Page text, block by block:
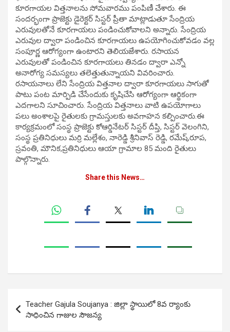
కూరగాయల విత్తనాలను సోమవారము పంపిణీ చేశారు. ఈ
సందర్భంగా ప్రాజెక్టు డైరెక్టర్ సిస్టర్ ప్రీతా మాట్లాడుతూ సేంద్రియ
ఎరువులతోనే కూరగాయలు పండించుకోవాలని అన్నారు. సేంద్రియ
ఎరువుల ద్వారా పండించిన కూరగాయలు ఉపయోగించుకోవడం వల్ల
సంపూర్ణ ఆరోగ్యంగా ఉంటారని తెలియజేశారు. రసాయన
ఎరువులతో పండించిన కూరగాయలు తినడం ద్వారా ఎన్నో
అనారోగ్య సమస్యలు తలెత్తుతున్నాయని వివరించారు.
రసాయనాలు లేని సేంద్రియ విత్తనాల ద్వారా కూరగాయలు సాగుతో
పాటు పంట మార్పిడి చేసేందుకు కృషిచేసి ఆరోగ్యంగా ఆర్థికంగా
ఎదగాలని సూచించారు. సేంద్రియ విత్తనాలు వాటి ఉపయోగాలు
పలు అంశాలపై రైతులకు గ్రామస్తులకు అవగాహన కల్పించారు.ఈ
కార్యక్రమంలో సంస్థ ప్రాజెక్టు కోఆర్డినేటర్ సిస్టర్ దీప్తి, సిస్టర్ వెలంగిని,
సంస్థ ప్రతినిధులు మర్రి మల్లేశం, నారెడ్డి శ్రీనివాస్ రెడ్డి, రమేష్,రూప,
స్రవంతి, మౌనిక,ప్రతినిధులు ఆయా గ్రామాల 85 మంది రైతులు
పాల్గొన్నారు.
Share this News…
navigation
Teacher Gajula Soujanya : జిల్లా స్థాయిలో 8వ ర్యాంకు
సాధించిన గాజుల సౌజన్య